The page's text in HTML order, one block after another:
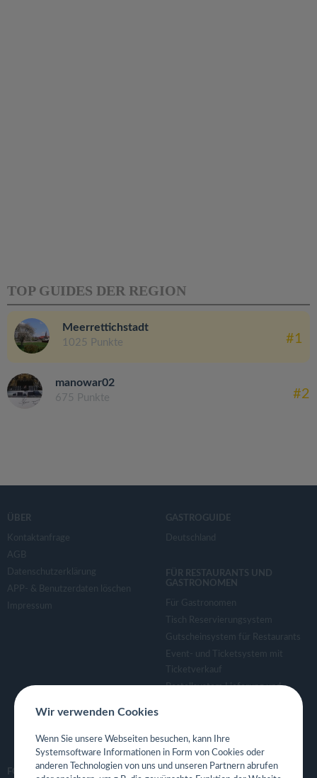
TOP GUIDES DER REGION
Meerrettichstadt
1025 Punkte #1
manowar02
675 Punkte #2
ÜBER
Kontaktanfrage
AGB
Datenschutzerklärung
APP- & Benutzerdaten löschen
Impressum
GASTROGUIDE
Deutschland
FÜR RESTAURANTS UND
GASTRONOMEN
Für Gastronomen
Tisch Reservierungsystem
Gutscheinsystem für Restaurants
Event- und Ticketsystem mit
Ticketverkauf
Bestellsystem Lieferung und
Eigene App für Restaurant
FOLGE UNS
Wir verwenden Cookies
Wenn Sie unsere Webseiten besuchen, kann Ihre
Systemsoftware Informationen in Form von Cookies oder
anderen Technologien von uns und unseren Partnern abrufen